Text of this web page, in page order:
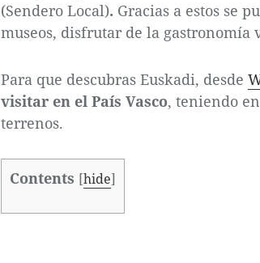
(Sendero Local). Gracias a estos se
museos, disfrutar de la gastronomía
Para que descubras Euskadi, desde
visitar en el País Vasco, teniendo
terrenos.
Contents [hide]